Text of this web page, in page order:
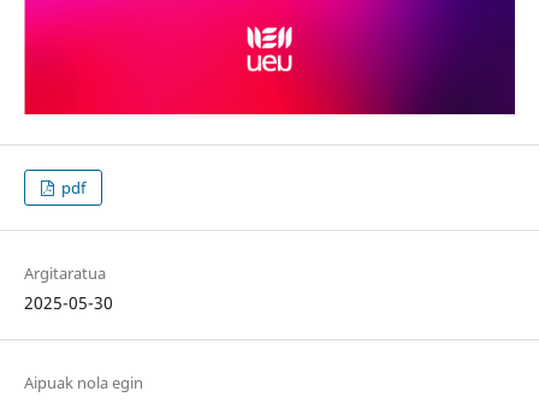
pdf
Argitaratua
2025-05-30
Aipuak nola egin